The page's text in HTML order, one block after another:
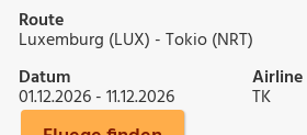
Route
Luxemburg (LUX) - Tokio (NRT)
Datum
01.12.2026 - 11.12.2026
Airline
TK